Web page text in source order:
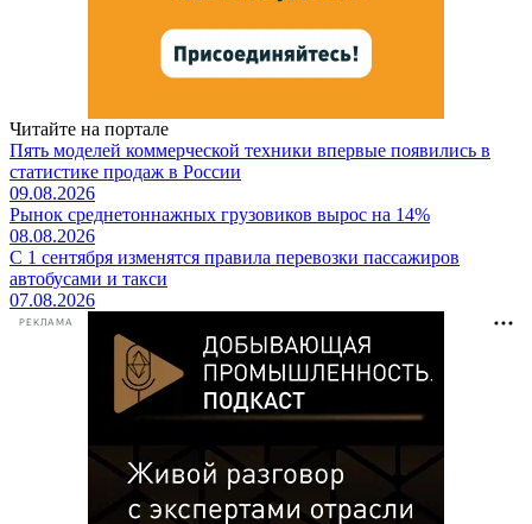
Читайте на портале
Пять моделей коммерческой техники впервые появились в
статистике продаж в России
09.08.2026
Рынок среднетоннажных грузовиков вырос на 14%
08.08.2026
С 1 сентября изменятся правила перевозки пассажиров
автобусами и такси
07.08.2026
РЕКЛАМА